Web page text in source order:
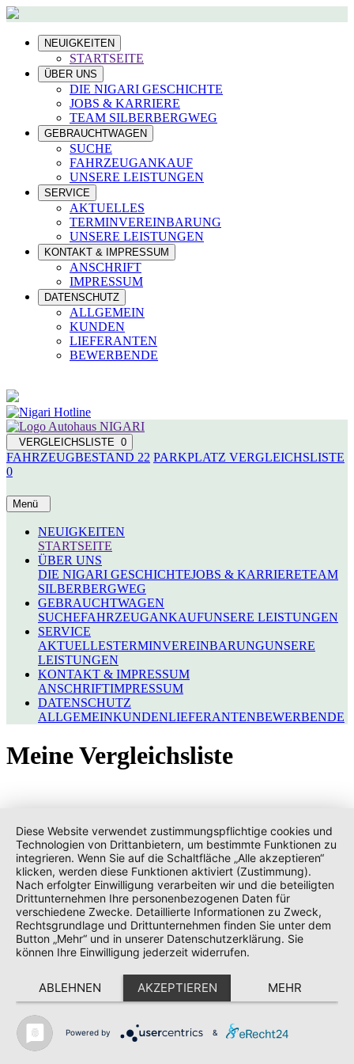
NEUIGKEITEN
STARTSEITE
ÜBER UNS
DIE NIGARI GESCHICHTE
JOBS & KARRIERE
TEAM SILBERBERGWEG
GEBRAUCHTWAGEN
SUCHE
FAHRZEUGANKAUF
UNSERE LEISTUNGEN
SERVICE
AKTUELLES
TERMINVEREINBARUNG
UNSERE LEISTUNGEN
KONTAKT & IMPRESSUM
ANSCHRIFT
IMPRESSUM
DATENSCHUTZ
ALLGEMEIN
KUNDEN
LIEFERANTEN
BEWERBENDE
VERGLEICHSLISTE 0
FAHRZEUGBESTAND 22 PARKPLATZ VERGLEICHSLISTE
0
Menü
NEUIGKEITEN
STARTSEITE
ÜBER UNS
DIE NIGARI GESCHICHTEJOBS & KARRIERETEAM
SILBERBERGWEG
GEBRAUCHTWAGEN
SUCHEFAHRZEUGANKAUFUNSERE LEISTUNGEN
SERVICE
AKTUELLESTERMINVEREINBARUNGUNSERE
LEISTUNGEN
KONTAKT & IMPRESSUM
ANSCHRIFTIMPRESSUM
DATENSCHUTZ
ALLGEMEINKUNDENLIEFERANTENBEWERBENDE
Meine Vergleichsliste
Diese Website verwendet zustimmungspflichtige cookies und
Technologien von Drittanbietern, um bestimmte Funktionen zu
integrieren. Wenn Sie auf die Schaltfläche „Alle akzeptieren“
klicken, werden diese Funktionen aktiviert (Zustimmung).
Nach erfolgter Einwilligung verarbeiten wir und die beteiligten
Drittunternehmen Ihre personenbezogenen Daten für
verschiedene Zwecke. Detaillierte Informationen zu Zweck,
Rechtsgrundlage und Drittunternehmen finden Sie unter dem
Button „Mehr“ und in unserer Datenschutzerklärung. Sie
können Ihre Einwilligung jederzeit widerrufen.
ABLEHNEN AKZEPTIEREN MEHR
Powered by &